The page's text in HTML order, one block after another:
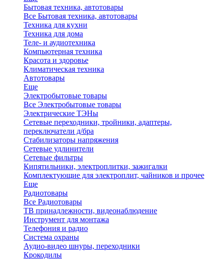
Бытовая техника, автотовары
Все Бытовая техника, автотовары
Техника для кухни
Техника для дома
Теле- и аудиотехника
Компьютерная техника
Красота и здоровье
Климатическая техника
Автотовары
Еще
Электробытовые товары
Все Электробытовые товары
Электрические ТЭНы
Сетевые переходники, тройники, адаптеры,
переключатели д/бра
Стабилизаторы напряжения
Сетевые удлинители
Сетевые фильтры
Кипятильники, электроплитки, зажигалки
Комплектующие для электроплит, чайников и прочее
Еще
Радиотовары
Все Радиотовары
ТВ принадлежности, видеонаблюдение
Инструмент для монтажа
Телефония и радио
Система охраны
Аудио-видео шнуры, переходники
Крокодилы